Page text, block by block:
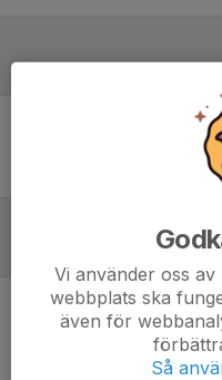
Laguppställning
Ingen
Inget
Vi använder oss
webbplats ska
även för
Så